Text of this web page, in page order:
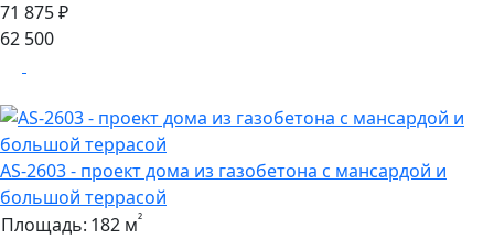
71 875 ₽
62 500
AS-2603 - проект дома из газобетона с мансардой и
большой террасой
Площадь: 182 м²